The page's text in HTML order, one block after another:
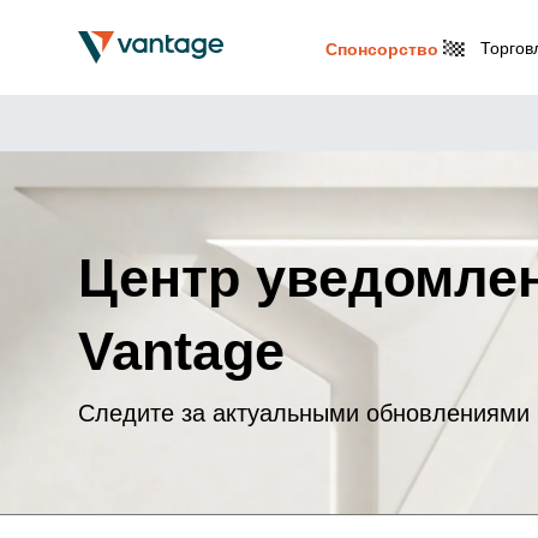
Спонсорство
Центр
Vantage
Следите за актуальными